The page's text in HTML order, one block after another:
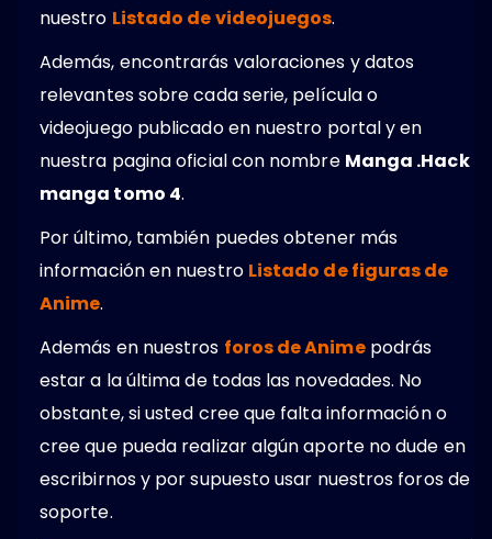
nuestro Listado de videojuegos.
Además, encontrarás valoraciones y datos
relevantes sobre cada serie, película o
videojuego publicado en nuestro portal y en
nuestra pagina oficial con nombre Manga .Hack
manga tomo 4.
Por último, también puedes obtener más
información en nuestro Listado de figuras de
Anime.
Además en nuestros foros de Animepodrás
estar a la última de todas las novedades. No
obstante, si usted cree que falta información o
cree que pueda realizar algún aporte no dude en
escribirnos y por supuesto usar nuestros foros de
soporte.